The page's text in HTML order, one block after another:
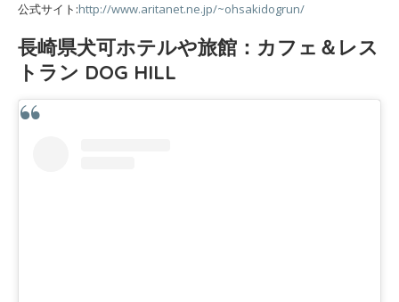
公式サイト:http://www.aritanet.ne.jp/~ohsakidogrun/
長崎県犬可ホテルや旅館：カフェ＆レス
トラン DOG HILL